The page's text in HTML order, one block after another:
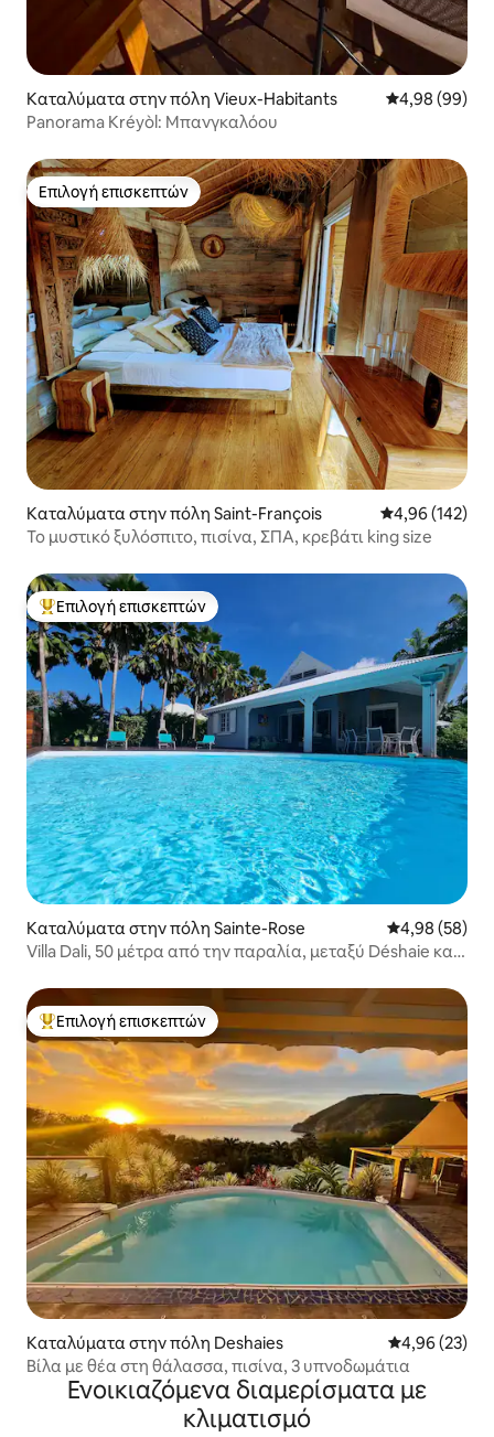
Καταλύματα στην πόλη Vieux-Habitants Μέση
4,98 (99)
Panorama Kréyòl: Μπανγκαλόου
Επιλογή επισκεπτών
Επιλογή επισκεπτών
Καταλύματα στην πόλη Saint-François Μέση
4,96 (142)
Το μυστικό ξυλόσπιτο, πισίνα, ΣΠΑ, κρεβάτι king size
Κορυφαία επιλογή επισκεπτών
Επιλογή επισκεπτών
Καταλύματα στην πόλη Sainte-Rose Μέση
4,98 (58)
Villa Dali, 50 μέτρα από την παραλία, μεταξύ Déshaie και
Κορυφαία επιλογή επισκεπτών
Επιλογή επισκεπτών
Καταλύματα στην πόλη Deshaies Μέση
4,96 (23)
Βίλα με θέα στη θάλασσα, πισίνα, 3 υπνοδωμάτια
Ενοικιαζόμενα διαμερίσματα με
κλιματισμό